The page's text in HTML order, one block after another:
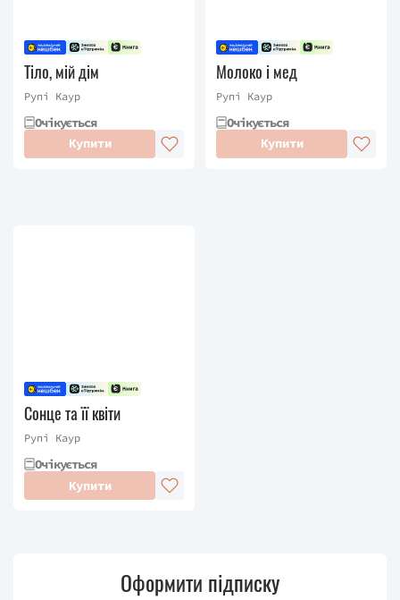
Тіло, мій дім
Рупі Каур
Очікується
Купити
Молоко і мед
Рупі Каур
Очікується
Купити
Сонце та її квіти
Рупі Каур
Очікується
Купити
Оформити підписку